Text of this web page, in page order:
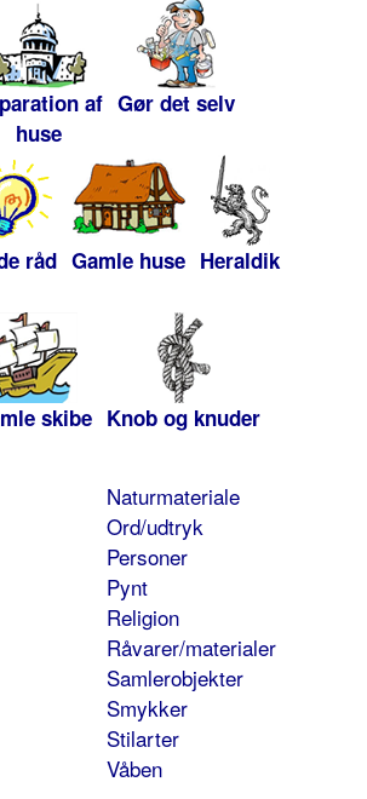
af
huse
Gør det selv
råd Gamle huse Heraldik
skibe Knob og knuder
Naturmateriale
Ord/udtryk
Personer
Pynt
Religion
Råvarer/materialer
Samlerobjekter
Smykker
Stilarter
Våben